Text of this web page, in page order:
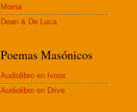
Moma
Dean & De Luca
Poemas Masónicos
Audiolibro en Ivoox
Audiolibro en Drive